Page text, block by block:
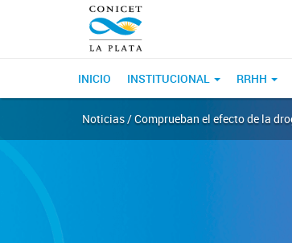
INICIO INSTITUCIONAL RRHH
Noticias / Comprueban el efecto de la